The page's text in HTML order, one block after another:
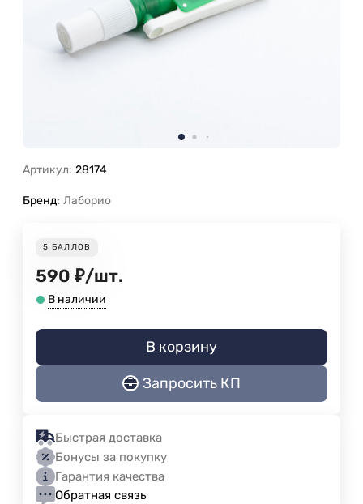
Артикул: 28174
Бренд: Лаборио
5 БАЛЛОВ
590 ₽/шт.
В наличии
В корзину
Запросить КП
Быстрая доставка
Бонусы за покупку
Гарантия качества
Обратная связь